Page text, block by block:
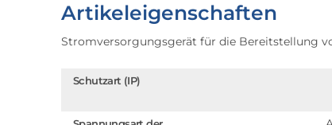
Artikeleigenschaften
Stromversorgungsgerät für die Bereitstellung
Schutzart (IP)